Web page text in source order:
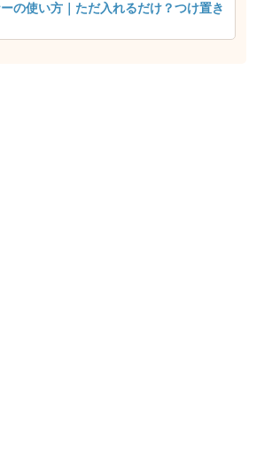
の使い方｜ただ入れるだけ？つけ置き